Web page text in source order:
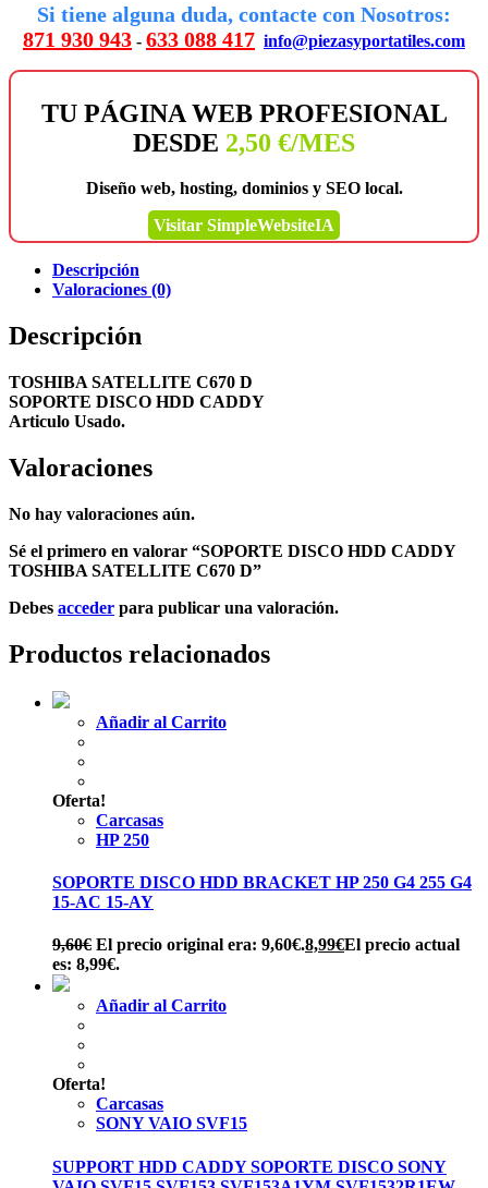
Si tiene alguna duda, contacte con Nosotros:
871 930 943 - 633 088 417 info@piezasyportatiles.com
TU PÁGINA WEB PROFESIONAL
DESDE 2,50 €/MES
Diseño web, hosting, dominios y SEO local.
Visitar SimpleWebsiteIA
Descripción
Valoraciones (0)
Descripción
TOSHIBA SATELLITE C670 D
SOPORTE DISCO HDD CADDY
Articulo Usado.
Valoraciones
No hay valoraciones aún.
Sé el primero en valorar “SOPORTE DISCO HDD CADDY
TOSHIBA SATELLITE C670 D”
Debes acceder para publicar una valoración.
Productos relacionados
Añadir al Carrito
Oferta!
Carcasas
HP 250
SOPORTE DISCO HDD BRACKET HP 250 G4 255 G4
15-AC 15-AY
9,60€ El precio original era: 9,60€.8,99€El precio actual
es: 8,99€.
Añadir al Carrito
Oferta!
Carcasas
SONY VAIO SVF15
SUPPORT HDD CADDY SOPORTE DISCO SONY